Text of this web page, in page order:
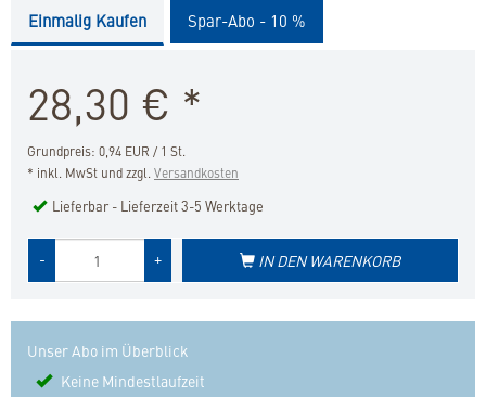
Einmalig Kaufen Spar-Abo - 10 %
28,30 € *
Grundpreis: 0,94 EUR / 1 St.
* inkl. MwSt und zzgl. Versandkosten
Lieferbar - Lieferzeit 3-5 Werktage
+
- IN DEN WARENKORB
Unser Abo im Überblick
Keine Mindestlaufzeit